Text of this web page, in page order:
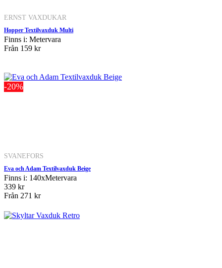
ERNST VAXDUKAR
Hopper Textilvaxduk Multi
Finns i: Metervara
Från 159 kr
-20%
SVANEFORS
Eva och Adam Textilvaxduk Beige
Finns i: 140xMetervara
339 kr
Från 271 kr